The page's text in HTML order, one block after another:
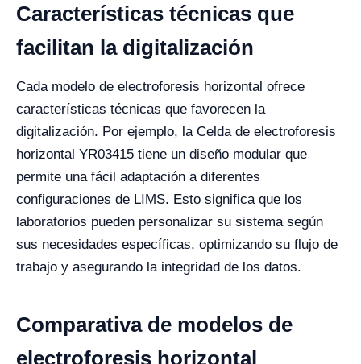
Características técnicas que
facilitan la digitalización
Cada modelo de electroforesis horizontal ofrece
características técnicas que favorecen la
digitalización. Por ejemplo, la Celda de electroforesis
horizontal YR03415 tiene un diseño modular que
permite una fácil adaptación a diferentes
configuraciones de LIMS. Esto significa que los
laboratorios pueden personalizar su sistema según
sus necesidades específicas, optimizando su flujo de
trabajo y asegurando la integridad de los datos.
Comparativa de modelos de
electroforesis horizontal